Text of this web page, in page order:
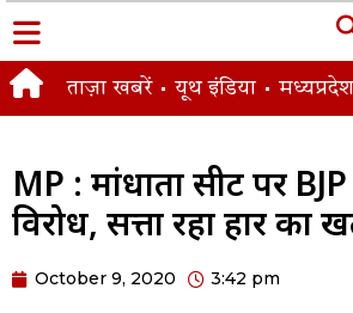
ताज़ा खबरें यूथ इंडिया मध्यप्रदेश
MP : मांधाता सीट पर BJP
विरोध, सत्ता रहा हार का
October 9, 2020 3:42 pm